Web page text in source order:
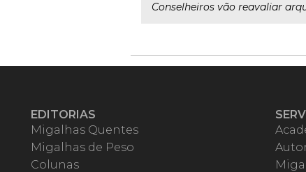
Conselheiros vão reavaliar
EDITORIAS
Migalhas Quentes
Migalhas de Peso
Colunas